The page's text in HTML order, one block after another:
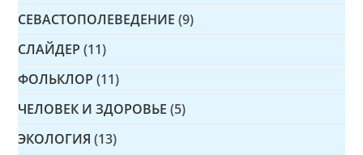
СЕВАСТОПОЛЕВЕДЕНИЕ (9)
СЛАЙДЕР (11)
ФОЛЬКЛОР (11)
ЧЕЛОВЕК И ЗДОРОВЬЕ (5)
ЭКОЛОГИЯ (13)